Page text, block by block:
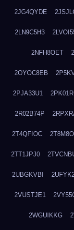
2JG4QYDE
2LN9C5H3
2NFH8OET
2OYOC8EB
2PJA33U1
2R02B74P
2T4QFIOC
2TT1JPJ0
2UBGKVBI
2VUSTJE1
2WGUIKKG